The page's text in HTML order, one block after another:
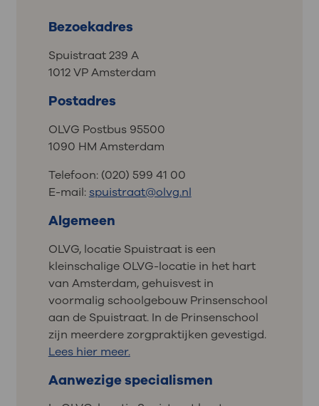
Bezoekadres
Spuistraat 239 A
1012 VP Amsterdam
Postadres
OLVG Postbus 95500
1090 HM Amsterdam
Telefoon: (020) 599 41 00
E-mail: spuistraat@olvg.nl
Algemeen
OLVG, locatie Spuistraat is een
kleinschalige OLVG-locatie in het hart
van Amsterdam, gehuisvest in
voormalig schoolgebouw Prinsenschool
aan de Spuistraat. In de Prinsenschool
zijn meerdere zorgpraktijken gevestigd.
Lees hier meer.
Aanwezige specialismen